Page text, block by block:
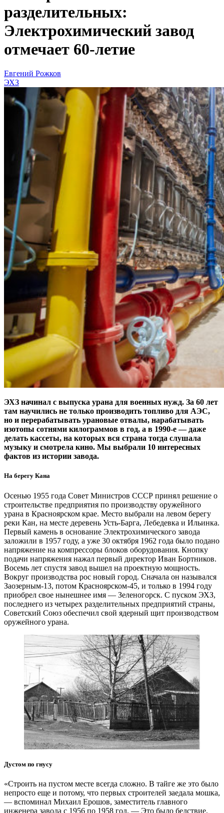
разделительных:
Электрохимический завод
отмечает 60-летие
Евгений Рожков
ЭХЗ
ЭХЗ начинал с выпуска урана для военных нужд. За 60 лет
там научились не только производить топливо для АЭС,
но и перерабатывать урановые отвалы, нарабатывать
изотопы сотнями килограммов в год, а в 1990-е — даже
делать кассеты, на которых вся страна тогда слушала
музыку и смотрела кино. Мы выбрали 10 интересных
фактов из истории завода.
На берегу Кана
Осенью 1955 года Совет Министров СССР принял решение о
строительстве предприятия по производству оружейного
урана в Красноярском крае. Место выбрали на левом берегу
реки Кан, на месте деревень Усть-Барга, Лебедевка и Ильинка.
Первый камень в основание Электрохимического завода
заложили в 1957 году, а уже 30 октября 1962 года было подано
напряжение на компрессоры блоков оборудования. Кнопку
подачи напряжения нажал первый директор Иван Бортников.
Восемь лет спустя завод вышел на проектную мощность.
Вокруг производства рос новый город. Сначала он назывался
Заозерным-13, потом Красноярском-45, и только в 1994 году
приобрел свое нынешнее имя — Зеленогорск. С пуском ЭХЗ,
последнего из четырех разделительных предприятий страны,
Советский Союз обеспечил свой ядерный щит производством
оружейного урана.
Дустом по гнусу
«Строить на пустом месте всегда сложно. В тайге же это было
непросто еще и потому, что первых строителей заедала мошка,
— вспоминал Михаил Ерошов, заместитель главного
инженера завода с 1956 по 1958 год. — Это было бедствие,